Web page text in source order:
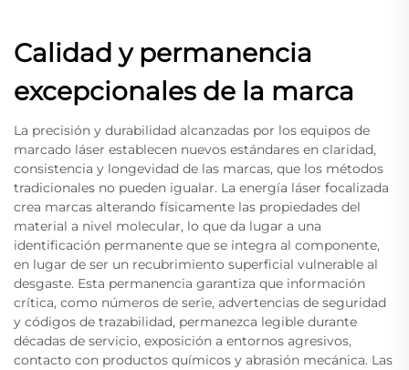
Calidad y permanencia
excepcionales de la marca
La precisión y durabilidad alcanzadas por los equipos de
marcado láser establecen nuevos estándares en claridad,
consistencia y longevidad de las marcas, que los métodos
tradicionales no pueden igualar. La energía láser focalizada
crea marcas alterando físicamente las propiedades del
material a nivel molecular, lo que da lugar a una
identificación permanente que se integra al componente,
en lugar de ser un recubrimiento superficial vulnerable al
desgaste. Esta permanencia garantiza que información
crítica, como números de serie, advertencias de seguridad
y códigos de trazabilidad, permanezca legible durante
décadas de servicio, exposición a entornos agresivos,
contacto con productos químicos y abrasión mecánica. Las